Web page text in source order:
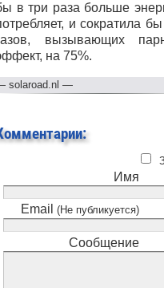
в три раза больше
и сократила
вызывающих
на 75%.
solaroad.nl —
Имя
Email (Не публикуется)
Сообщение